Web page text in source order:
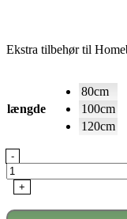
Ekstra tilbehør til
længde
80cm
100cm
120cm
Afstivnings
pinde
-
Homebox
antal
-
+